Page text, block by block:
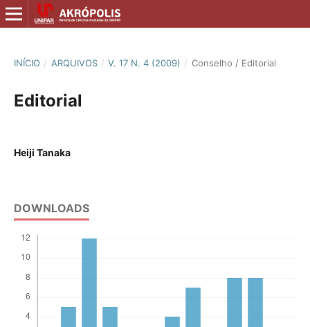
INÍCIO / ARQUIVOS / V. 17 N. 4 (2009) / Conselho / Editorial
Editorial
Heiji Tanaka
DOWNLOADS